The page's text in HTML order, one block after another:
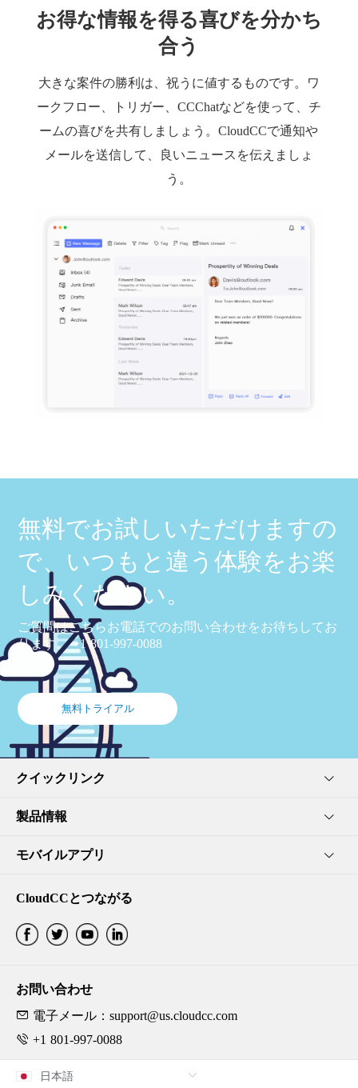
お得な情報を得る喜びを分かち
合う
大きな案件の勝利は、祝うに値するものです。ワ
ークフロー、トリガー、CCChatなどを使って、チ
ームの喜びを共有しましょう。CloudCCで通知や
メールを送信して、良いニュースを伝えましょ
う。
無料でお試しいただけますの
で、いつもと違う体験をお楽
しみください。
ご質問はこちらお電話でのお問い合わせをお待ちしてお
ります。 +1 801-997-0088
無料トライアル
クイックリンク
製品情報
モバイルアプリ
CloudCCとつながる
お問い合わせ
電子メール：support@us.cloudcc.com
+1 801-997-0088